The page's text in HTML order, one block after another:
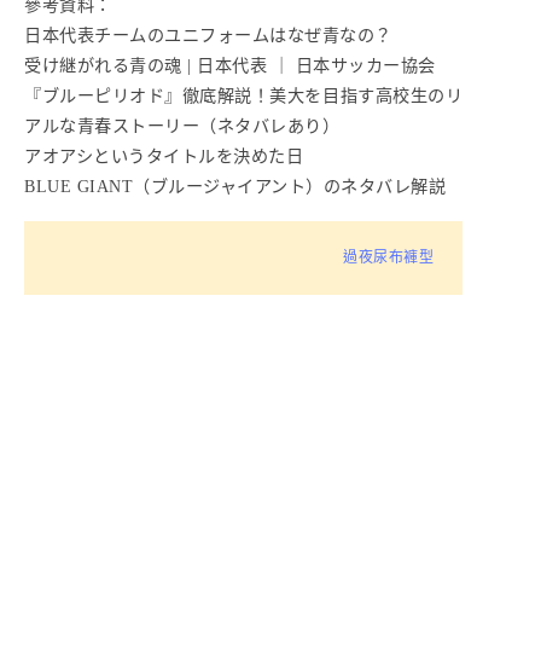
參考資料：
日本代表チームのユニフォームはなぜ青なの？
受け継がれる青の魂 | 日本代表 ｜ 日本サッカー協会
『ブルーピリオド』徹底解説！美大を目指す高校生のリ
アルな青春ストーリー（ネタバレあり）
アオアシというタイトルを決めた日
BLUE GIANT（ブルージャイアント）のネタバレ解説
過夜尿布褲型